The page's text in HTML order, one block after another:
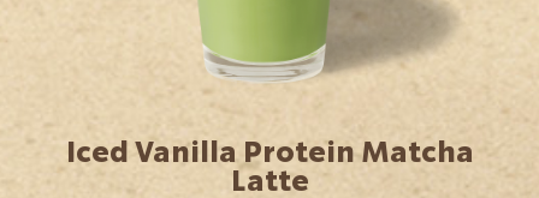
Iced Vanilla Protein Matcha
Latte